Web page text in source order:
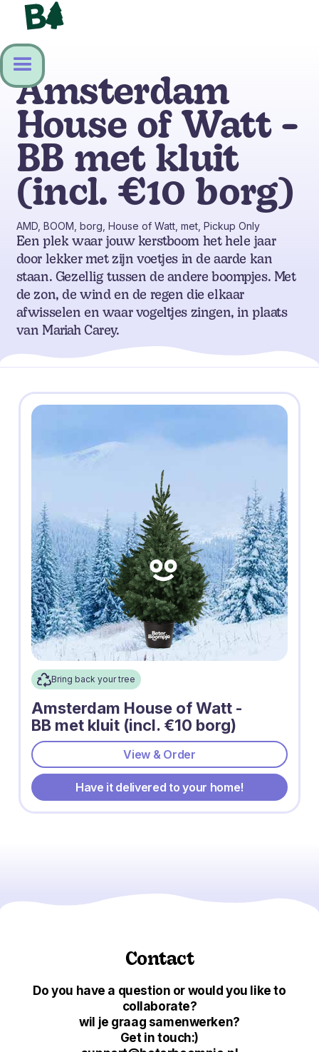
Amsterdam
House of Watt -
BB met kluit
(incl. €10 borg)
AMD, BOOM, borg, House of Watt, met, Pickup Only
Een plek waar jouw kerstboom het hele jaar
door lekker met zijn voetjes in de aarde kan
staan. Gezellig tussen de andere boompjes. Met
de zon, de wind en de regen die elkaar
afwisselen en waar vogeltjes zingen, in plaats
van Mariah Carey.
Bring back your tree
Amsterdam House of Watt -
BB met kluit (incl. €10 borg)
View & Order
Have it delivered to your home!
Contact
Do you have a question or would you like to
collaborate?
wil je graag samenwerken?
Get in touch:)